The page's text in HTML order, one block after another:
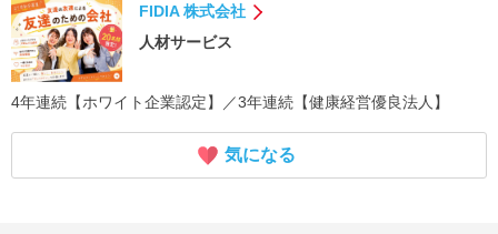
FIDIA 株式会社
人材サービス
4年連続【ホワイト企業認定】／3年連続【健康経営優良法人】
気になる